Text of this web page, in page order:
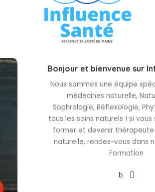
Bonjour et bienvenue sur
Nous sommes une équipe
médecines naturelle,
Sophrologie, Réflexologie,
tous les soins naturels ! si
former et devenir
naturelle, rendez-vous dans
Formation